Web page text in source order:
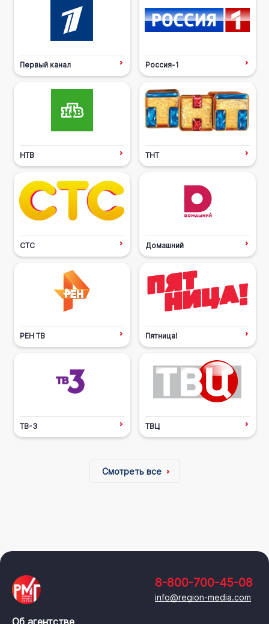
Первый канал Россия-1
НТВ ТНТ
СТС Домашний
РЕН ТВ Пятница!
ТВ-3 ТВЦ
Смотреть все
8-800-700-45-08
info@region-media.com
Об агентстве